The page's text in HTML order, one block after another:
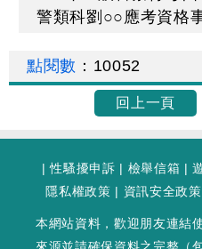
警類科劉○○應考資格
點閱數 ： 10052
回上一頁
|性騷擾申訴 | 檢舉信箱 |
隱私權政策 | 資訊安全政策
本網站資料，歡迎朋友連結